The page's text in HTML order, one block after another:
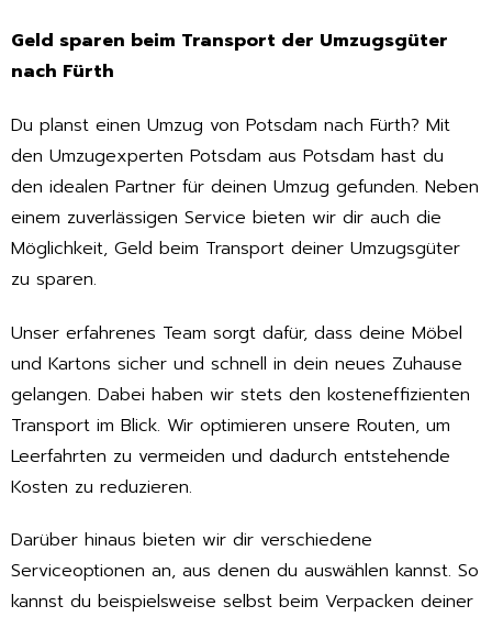
Geld sparen beim Transport der Umzugsgüter
nach Fürth
Du planst einen Umzug von Potsdam nach Fürth? Mit
den Umzugexperten Potsdam aus Potsdam hast du
den idealen Partner für deinen Umzug gefunden. Neben
einem zuverlässigen Service bieten wir dir auch die
Möglichkeit, Geld beim Transport deiner Umzugsgüter
zu sparen.
Unser erfahrenes Team sorgt dafür, dass deine Möbel
und Kartons sicher und schnell in dein neues Zuhause
gelangen. Dabei haben wir stets den kosteneffizienten
Transport im Blick. Wir optimieren unsere Routen, um
Leerfahrten zu vermeiden und dadurch entstehende
Kosten zu reduzieren.
Darüber hinaus bieten wir dir verschiedene
Serviceoptionen an, aus denen du auswählen kannst. So
kannst du beispielsweise selbst beim Verpacken deiner